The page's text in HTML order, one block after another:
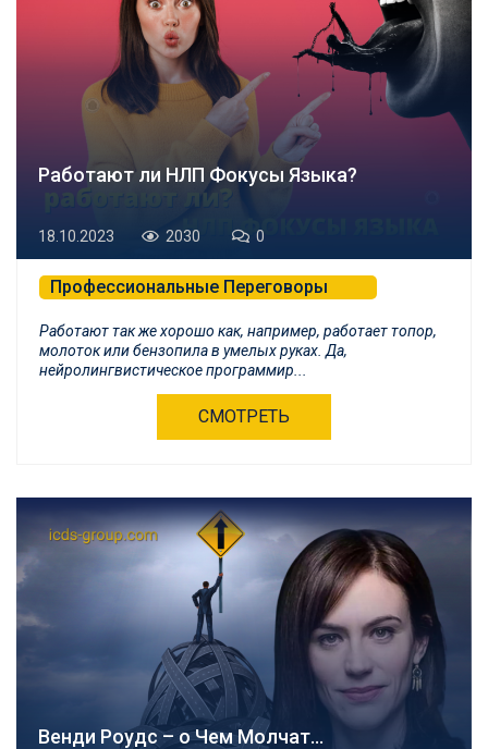
Работают ли НЛП Фокусы Языка?
18.10.2023 2030 0
Профессиональные Переговоры
Работают так же хорошо как, например, работает топор,
молоток или бензопила в умелых руках. Да,
нейролингвистическое программир...
СМОТРЕТЬ
Венди Роудс – о Чем Молчат…